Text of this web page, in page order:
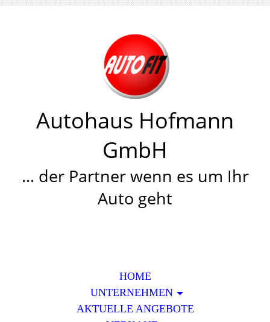
Autohaus Hofmann
GmbH
… der Partner wenn es um Ihr
Auto geht
HOME
UNTERNEHMEN
AKTUELLE ANGEBOTE